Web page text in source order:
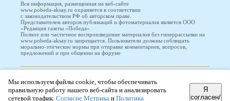
Вся информация, размещенная на веб-сайте
www.pobeda-aksay.ru охраняется в соответствии
с законодательством РФ об авторском праве.
Представителем авторов публикаций и фотоматериалов является ООО
«Редакция газеты «Победа».
Полное или частичное воспроизведение материалов без гиперрассылки на
www.pobeda-aksay.ru запрещается. Пользователи должны соблюдать
морально-этические нормы при отправке комментариев, вопросов,
предложений и при общении на форуме
ПОБЕДА © 2010-2026
Мы используем файлы cookie, чтобы обеспечивать
правильную работу нашего веб-сайта и анализировать
сетевой трафик. Согласие Метрика и Политика
Я
согласен/